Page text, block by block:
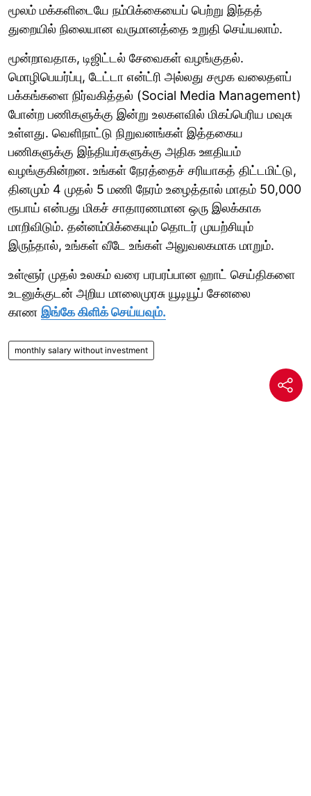
மூலம் மக்களிடையே நம்பிக்கையைப் பெற்று இந்தத்
துறையில் நிலையான வருமானத்தை உறுதி செய்யலாம்.
மூன்றாவதாக, டிஜிட்டல் சேவைகள் வழங்குதல்.
மொழிபெயர்ப்பு, டேட்டா என்ட்ரி அல்லது சமூக வலைதளப்
பக்கங்களை நிர்வகித்தல் (Social Media Management)
போன்ற பணிகளுக்கு இன்று உலகளவில் மிகப்பெரிய மவுசு
உள்ளது. வெளிநாட்டு நிறுவனங்கள் இத்தகைய
பணிகளுக்கு இந்தியர்களுக்கு அதிக ஊதியம்
வழங்குகின்றன. உங்கள் நேரத்தைச் சரியாகத் திட்டமிட்டு,
தினமும் 4 முதல் 5 மணி நேரம் உழைத்தால் மாதம் 50,000
ரூபாய் என்பது மிகச் சாதாரணமான ஒரு இலக்காக
மாறிவிடும். தன்னம்பிக்கையும் தொடர் முயற்சியும்
இருந்தால், உங்கள் வீடே உங்கள் அலுவலகமாக மாறும்.
உள்ளூர் முதல் உலகம் வரை பரபரப்பான ஹாட் செய்திகளை
உடனுக்குடன் அறிய மாலைமுரசு யூடியூப் சேனலை
காண இங்கே கிளிக் செய்யவும்.
monthly salary without investment